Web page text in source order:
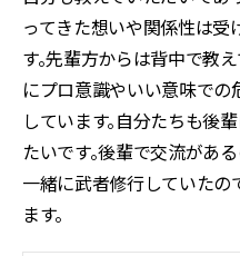
ってきた想いや関係性は受
す。先輩方からは背中で教
にプロ意識やいい意味で
しています。自分たちも後
たいです。後輩で交流がある
一緒に武者修行していたの
ます。